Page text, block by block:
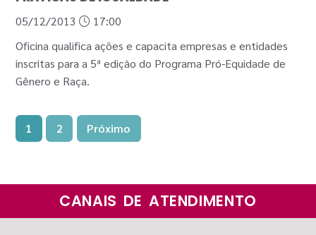
05/12/2013
17:00
Oficina qualifica ações e capacita empresas e entidades
inscritas para a 5ª edição do Programa Pró-Equidade de
Gênero e Raça.
1 2 Próximo
CANAIS DE ATENDIMENTO